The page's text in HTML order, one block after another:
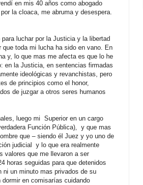
en mis 40 años como abogado
la cloaca, me abruma y desespera.
luchar por la Justicia y la libertad
toda mi lucha ha sido en vano. En
y, lo que mas me afecta es que lo he
en la Justicia, en sentencias firmadas
ideológicas y revanchistas, pero
de principios como el honor,
de juzgar a otros seres humanos
luego mi Superior en un cargo
Función Pública), y que mas
que – siendo él Juez y yo uno de
judicial y lo que era realmente
valores que me llevaron a ser
horas seguidas para que detenidos
ni un minuto mas privados de su
en comisarías cuidando